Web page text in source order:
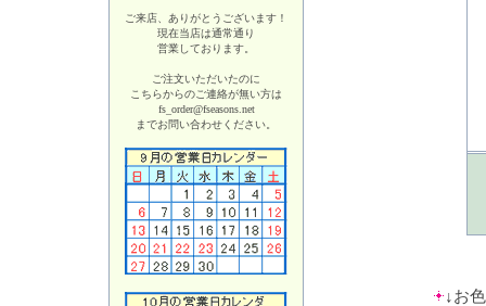
ご来店、ありがとうございます！
現在当店は通常通り
営業しております。
ご注文いただいたのに
こちらからのご連絡が無い方は
fs_order@fseasons.net
までお問い合わせください。
↓お